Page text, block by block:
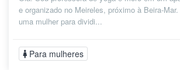
e organizado no Meireles, próximo à Beira-
uma mulher para dividi...
Para mulheres